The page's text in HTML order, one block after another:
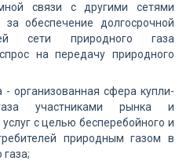
связи с другими сетями
обеспечение долгосрочной
сети природного газа
на передачу природного
- организованная сфера купли-
участниками рынка и
с целью бесперебойного и
природным газом в